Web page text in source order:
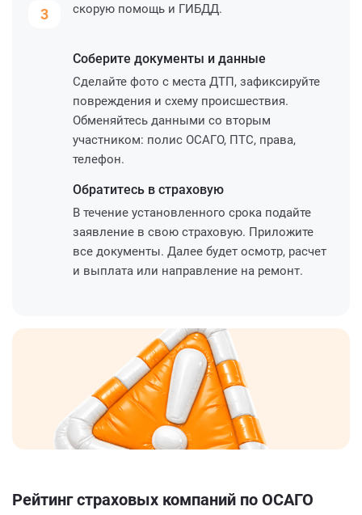
3
скорую помощь и ГИБДД.
Соберите документы и данные
Сделайте фото с места ДТП, зафиксируйте
повреждения и схему происшествия.
Обменяйтесь данными со вторым
участником: полис ОСАГО, ПТС, права,
телефон.
Обратитесь в страховую
В течение установленного срока подайте
заявление в свою страховую. Приложите
все документы. Далее будет осмотр, расчет
и выплата или направление на ремонт.
Рейтинг страховых компаний по ОСАГО